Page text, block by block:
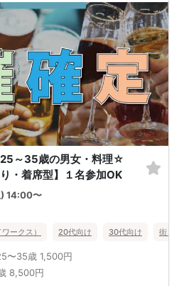
～35歳の男女・料理☆
・着席型】１名参加OK
14:00〜
ークス） 20代向け 30代向け 街コ
〜35歳 1,500円
8,500円